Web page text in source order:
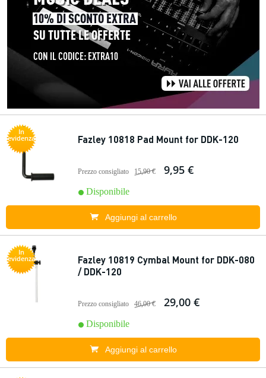
In
evidenza Fazley 10818 Pad Mount for DDK-120
Prezzo consigliato 15,90 € 9,95 €
Disponibile
Aggiungi al carrello
In
evidenza
Fazley 10819 Cymbal Mount for DDK-080
/ DDK-120
Prezzo consigliato 46,00 € 29,00 €
Disponibile
Aggiungi al carrello